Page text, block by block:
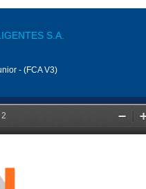
S.A.
- (FCA V3)